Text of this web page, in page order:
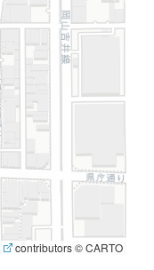
contributors © CARTO